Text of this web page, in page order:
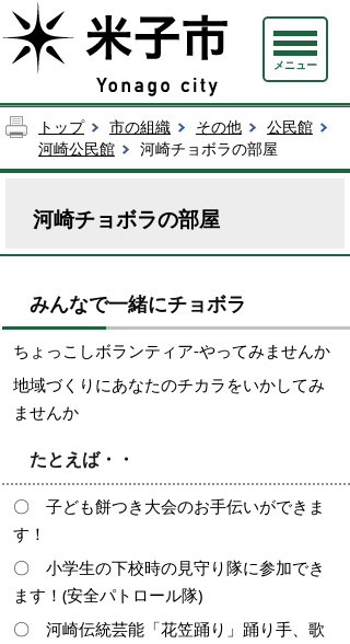
メニュー
トップ 市の組織 その他
公民館
河崎公民館
河崎チョボラの部屋
河崎チョボラの部屋
みんなで一緒にチョボラ
ちょっこしボランティア-やってみませんか
地域づくりにあなたのチカラをいかしてみ
ませんか
たとえば・・
〇 子ども餅つき大会のお手伝いができま
す！
〇 小学生の下校時の見守り隊に参加でき
ます！(安全パトロール隊)
〇 河崎伝統芸能「花笠踊り」踊り手、歌